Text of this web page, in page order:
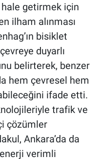
hale getirmek için
ilham alınması
bisiklet
duyarlı
belirterek, benzer
hem çevresel hem
ifade etti.
trafik ve
çözümler
Ankara’da da
verimli